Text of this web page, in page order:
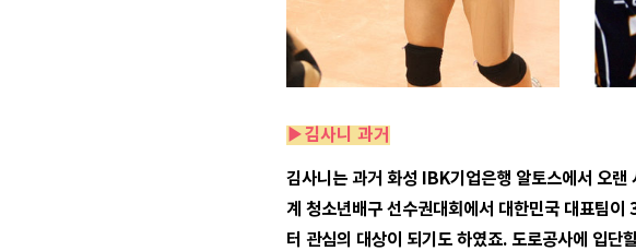
▶김사니 과거
김사니는 과거 화성 IBK기업은행 알토스에서 오랜
계 청소년배구 선수권대회에서 대한민국 대표팀
터 관심의 대상이 되기도 하였죠. 도로공사에 입단